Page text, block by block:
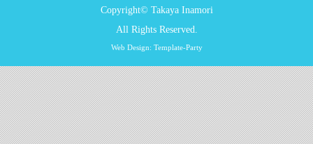
Copyright© Takaya Inamori
All Rights Reserved.
Web Design: Template-Party